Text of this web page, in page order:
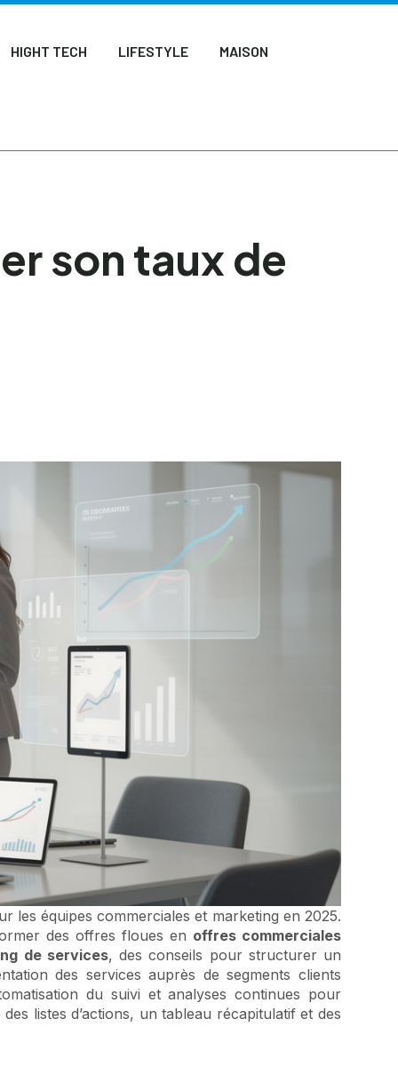
HIGHT TECH LIFESTYLE MAISON
son taux de
équipes commerciales et marketing en 2025.
des offres floues en offres commerciales
de services, des conseils pour structurer un
des services auprès de segments clients
du suivi et analyses continues pour
listes d’actions, un tableau récapitulatif et des